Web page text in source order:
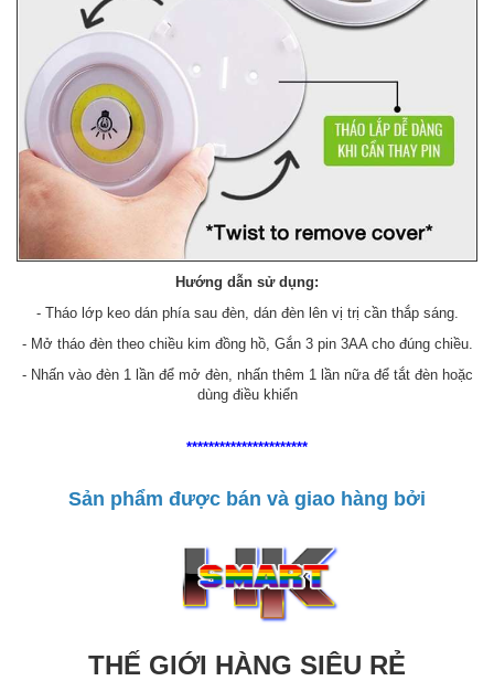
Hướng dẫn sử dụng:
- Tháo lớp keo dán phía sau đèn, dán đèn lên vị trị cần thắp sáng.
- Mở tháo đèn theo chiều kim đồng hồ, Gắn 3 pin 3AA cho đúng chiều.
- Nhấn vào đèn 1 lần để mở đèn, nhấn thêm 1 lần nữa để tắt đèn hoặc
dùng điều khiển
**********************
Sản phẩm được bán và giao hàng bởi
THẾ GIỚI HÀNG SIÊU RẺ